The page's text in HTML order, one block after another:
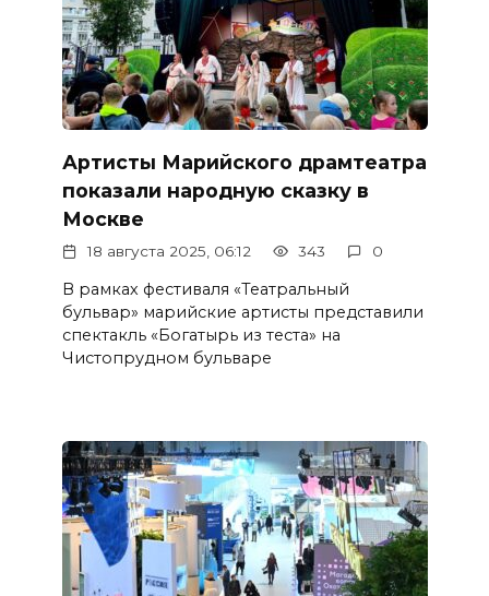
Артисты Марийского драмтеатра
показали народную сказку в
Москве
18 августа 2025, 06:12 343 0
В рамках фестиваля «Театральный
бульвар» марийские артисты представили
спектакль «Богатырь из теста» на
Чистопрудном бульваре